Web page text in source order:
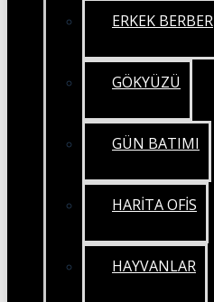
ERKEK BERBER
GÖKYÜZÜ
GÜN BATIMI
HARİTA OFİS
HAYVANLAR